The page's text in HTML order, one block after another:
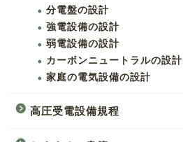
分電盤の設計
強電設備の設計
弱電設備の設計
カーボンニュートラルの設計
家庭の電気設備の設計
高圧受電設備規程